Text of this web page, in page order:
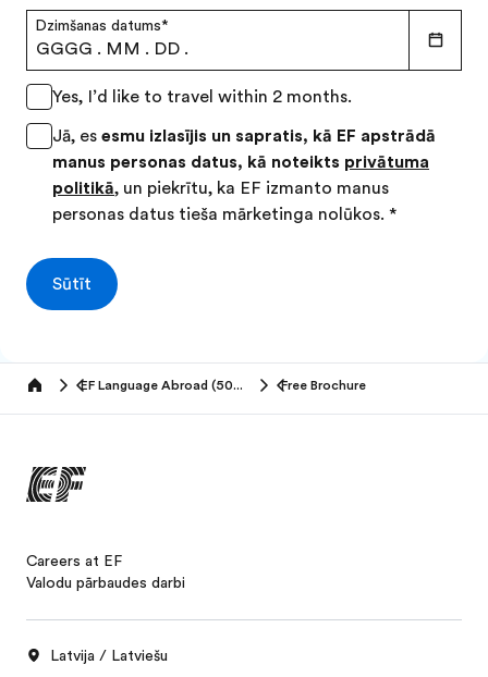
Dzimšanas datums*
GGGG . MM . DD .
Yes, I’d like to travel within 2 months.
Jā, es esmu izlasījis un sapratis, kā EF apstrādā
manus personas datus, kā noteikts privātuma
politikā, un piekrītu, ka EF izmanto manus
personas datus tieša mārketinga nolūkos. *
Sūtīt
Home EF Language Abroad (50+ years) Free Brochure
Careers at EF
Valodu pārbaudes darbi
Latvija / Latviešu